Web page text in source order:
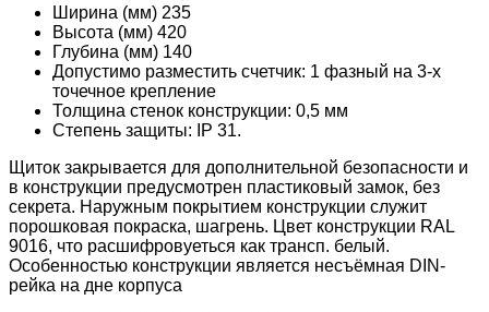
Ширина (мм) 235
Высота (мм) 420
Глубина (мм) 140
Допустимо разместить счетчик: 1 фазный на 3-х
точечное крепление
Толщина стенок конструкции: 0,5 мм
Степень защиты: IP 31.
Щиток закрывается для дополнительной безопасности и
в конструкции предусмотрен пластиковый замок, без
секрета. Наружным покрытием конструкции служит
порошковая покраска, шагрень. Цвет конструкции RAL
9016, что расшифровуеться как трансп. белый.
Особенностью конструкции является несъёмная DIN-
рейка на дне корпуса